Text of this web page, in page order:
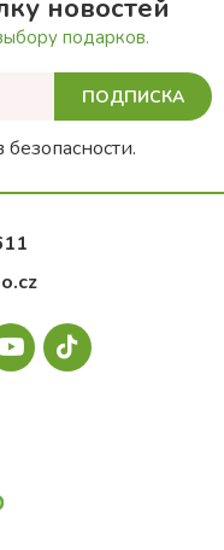
новостей
подарков.
ПОДПИСКА
безопасности.